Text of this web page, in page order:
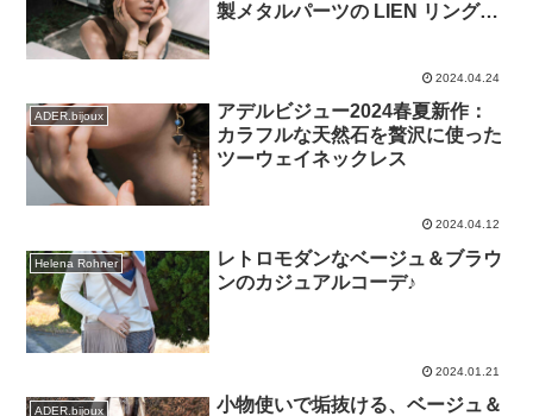
製メタルパーツの LIEN リング＆
2024.04.24
ADER.bijoux
アデルビジュー2024春夏新作：
カラフルな天然石を贅沢に使った
ツーウェイネックレス
2024.04.12
Helena Rohner
レトロモダンなベージュ＆ブラウ
ンのカジュアルコーデ♪
2024.01.21
ADER.bijoux
小物使いで垢抜ける、ベージュ＆